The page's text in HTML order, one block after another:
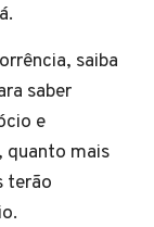
saiba
saber
e
quanto mais
terão